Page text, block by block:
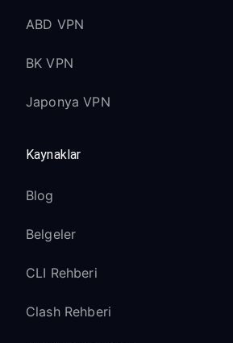
ABD VPN
BK VPN
Japonya VPN
Kaynaklar
Blog
Belgeler
CLI Rehberi
Clash Rehberi